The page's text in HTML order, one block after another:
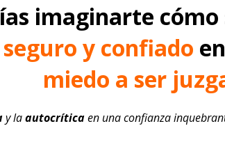
imaginarte
seguro y confiado
miedo a ser
y la autocrítica en una confianza